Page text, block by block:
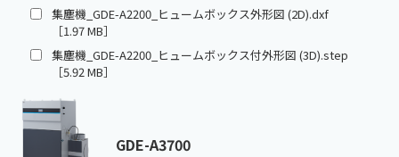
集塵機_GDE-A2200_ヒュームボックス外形図 (2D).dxf
［1.97 MB］
集塵機_GDE-A2200_ヒュームボックス付外形図 (3D).step
［5.92 MB］
GDE-A3700